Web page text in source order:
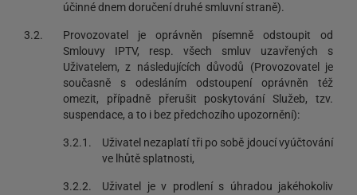
účinné dnem doručení druhé smluvní straně).
3.2.
Provozovatel je oprávněn písemně odstoupit od
Smlouvy IPTV, resp. všech smluv uzavřených s
Uživatelem, z následujících důvodů (Provozovatel je
současně s odesláním odstoupení oprávněn též
omezit, případně přerušit poskytování Služeb, tzv.
suspendace, a to i bez předchozího upozornění):
3.2.1.
Uživatel nezaplatí tři po sobě jdoucí vyúčtování
ve lhůtě splatnosti,
3.2.2.
Uživatel je v prodlení s úhradou jakéhokoliv